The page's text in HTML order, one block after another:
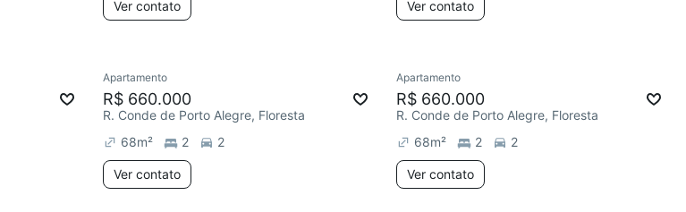
Ver contato Ver contato
Apartamento
R$ 660.000
R. Conde de Porto Alegre, Floresta
68m² 2 2
Ver contato
Apartamento
R$ 660.000
R. Conde de Porto Alegre, Floresta
68m² 2 2
Ver contato